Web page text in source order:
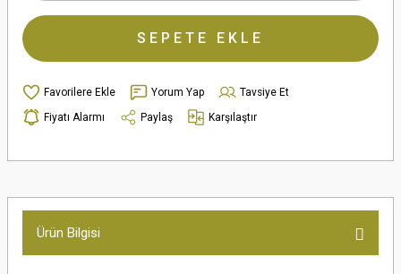
SEPETE EKLE
Yorum Yap
Tavsiye Et
Fiyatı Alarmı
Paylaş Karşılaştır
Ürün Bilgisi